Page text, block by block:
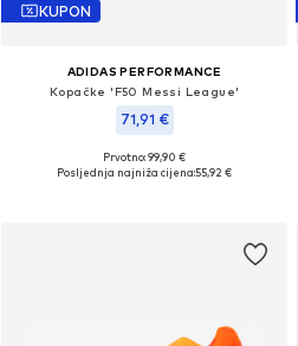
KUPON
ADIDAS PERFORMANCE
Kopačke 'F50 Messi League'
71,91 €
Dostupno u više veličina
Prvotno: 99,90 €
Posljednja najniža cijena:55,92 €